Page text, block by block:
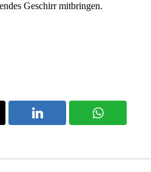
Geschirr mitbringen.